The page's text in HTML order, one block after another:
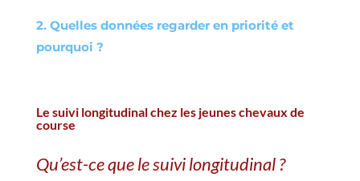
2. Quelles données regarder en priorité et
pourquoi ?
Le suivi longitudinal chez les jeunes chevaux de
course
Qu’est-ce que le suivi longitudinal ?